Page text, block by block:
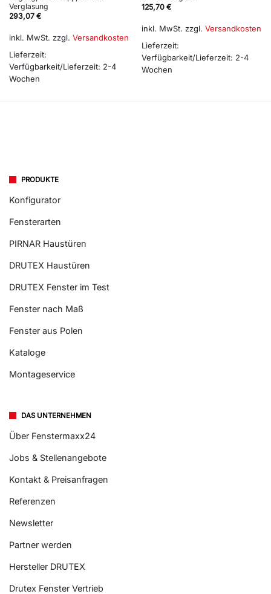
Verglasung
293,07 €
inkl. MwSt. zzgl. Versandkosten
Lieferzeit:
Verfügbarkeit/Lieferzeit: 2-4
Wochen
125,70 €
inkl. MwSt. zzgl. Versandkosten
Lieferzeit:
Verfügbarkeit/Lieferzeit: 2-4
Wochen
PRODUKTE
Konfigurator
Fensterarten
PIRNAR Haustüren
DRUTEX Haustüren
DRUTEX Fenster im Test
Fenster nach Maß
Fenster aus Polen
Kataloge
Montageservice
DAS UNTERNEHMEN
Über Fenstermaxx24
Jobs & Stellenangebote
Kontakt & Preisanfragen
Referenzen
Newsletter
Partner werden
Hersteller DRUTEX
Drutex Fenster Vertrieb